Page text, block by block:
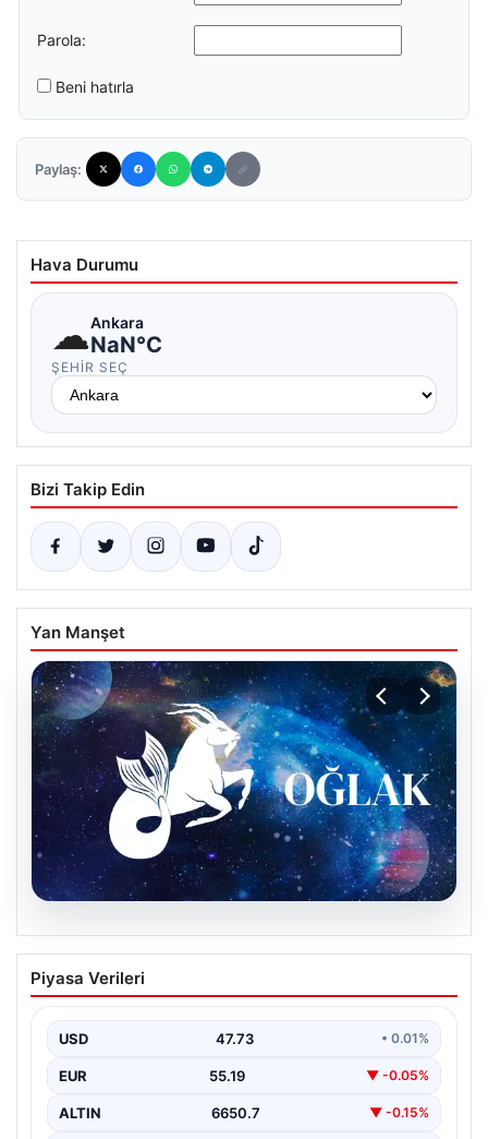
Parola:
Beni hatırla
Paylaş:
Hava Durumu
☁Ankara
NaN°C
ŞEHIR SEÇ
Bizi Takip Edin
Yan Manşet
10 Ağustos Pazartesi Oğlak Burcu
Günlük Burç Yorumu
alanında önemli fırsatlarla karşılaşabileceği bir gün
olabilir.…
Piyasa Verileri
USD 47.73 • 0.01%
EUR 55.19 ▼ -0.05%
ALTIN 6650.7 ▼ -0.15%